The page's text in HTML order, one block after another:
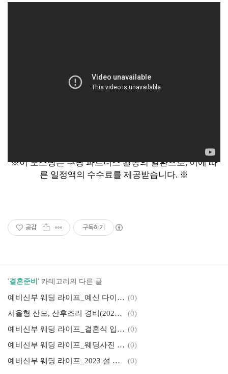
※이 포스팅은 쿠팡 파트너스 활동의 일환으로, 이에 따
른 일정액의 수수료를 제공받습니다. ※
공감 구독하기
'결혼준비 ' 카테고리의 다른 글
예비신부 웨딩 라이프_예신 다이어트 10킬로 감량기(1)_마녀스프 레시피 (0)
서울형 산모, 산후조리 경비(2023.09월 부터~)_자격요건, 신청방법, 바우처 사용처
(0)
예비신부 웨딩 라이프_결혼식 입장곡 퇴장곡 추천 플레이리스트 결혼식 순서지 (0)
예비신부 웨딩 라이프_웨딩사진 보정 인화 업체 추천 (0)
예비신부 웨딩 라이프_2023 설 추석 선물 선주문 예약 추천
(0)